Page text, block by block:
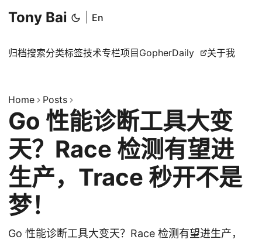
Tony Bai En
归档搜索分类标签技术专栏项目 GopherDaily 关于我
Home Posts
Go 性能诊断工具大变
天？Race 检测有望进
生产，Trace 秒开不是
梦！
Go 性能诊断工具大变天？Race 检测有望进生产，